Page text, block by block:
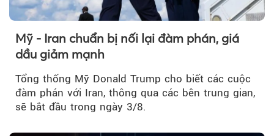
Mỹ - Iran chuẩn bị nối lại đàm phán, giá
dầu giảm mạnh
Tổng thống Mỹ Donald Trump cho biết các cuộc
đàm phán với Iran, thông qua các bên trung gian,
sẽ bắt đầu trong ngày 3/8.